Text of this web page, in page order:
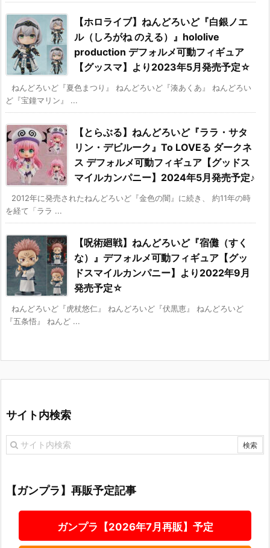
【ホロライブ】ねんどろいど『白銀ノエ
ル（しろがね のえる）』hololive
production デフォルメ可動フィギュア
【グッスマ】より2023年5月発売予定☆
ねんどろいど『夏色まつり』 ねんどろいど『湊あくあ』 ねんどろい
ど『宝鐘マリン』 ...
【とらぶる】ねんどろいど『ララ・サタ
リン・デビルーク』To LOVEる ダークネ
ス デフォルメ可動フィギュア【グッドス
マイルカンパニー】2024年5月発売予定♪
2012年に発売されたねんどろいど『金色の闇』に続き、 約11年の時
を経て「ララ ...
【呪術廻戦】ねんどろいど『宿儺（すく
な）』デフォルメ可動フィギュア【グッ
ドスマイルカンパニー】より2022年9月
発売予定☆
ねんどろいど『虎杖悠仁』 ねんどろいど『伏黒恵』 ねんどろいど
『五条悟』 ねんど ...
サイト内検索
【ガンプラ】再販予定記事
ガンプラ【2026年7月再販】予定